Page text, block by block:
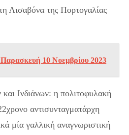
Λισαβόνα της Πορτογαλίας
10 Νοεμβρίου 2023
Ινδιάνων: η πολιτοφυλακή
αντισυνταγματάρχη
μία γαλλική αναγνωριστική